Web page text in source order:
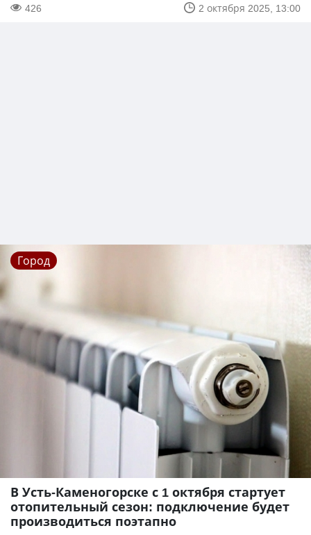
426 2 октября 2025, 13:00
Город
В Усть-Каменогорске с 1 октября стартует
отопительный сезон: подключение будет
производиться поэтапно